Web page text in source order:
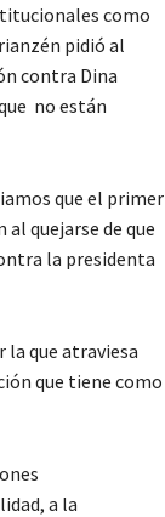
como
pidió al
contra Dina
no están
que el primer
quejarse de que
la presidenta
la que atraviesa
que tiene como
a la